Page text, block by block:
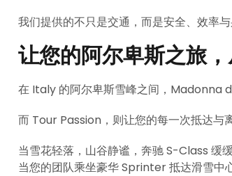
我们提供的不只是交通，而是安全、效率与
让您的阿尔卑斯之旅
在 Italy 的阿尔卑斯雪峰之间，Madonna
而 Tour Passion，则让您的每一次抵达与
当雪花轻落，山谷静谧，奔驰 S-Class 缓
当您的团队乘坐豪华 Sprinter 抵达滑雪中